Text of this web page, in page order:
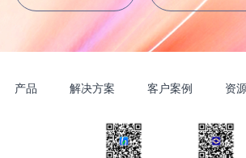
产品 解决方案 客户案例 资